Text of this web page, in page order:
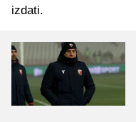
izdati.